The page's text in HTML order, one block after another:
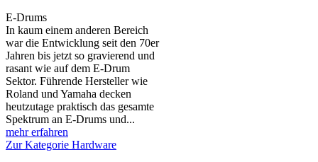
E-Drums
In kaum einem anderen Bereich
war die Entwicklung seit den 70er
Jahren bis jetzt so gravierend und
rasant wie auf dem E-Drum
Sektor. Führende Hersteller wie
Roland und Yamaha decken
heutzutage praktisch das gesamte
Spektrum an E-Drums und...
mehr erfahren
Zur Kategorie Hardware